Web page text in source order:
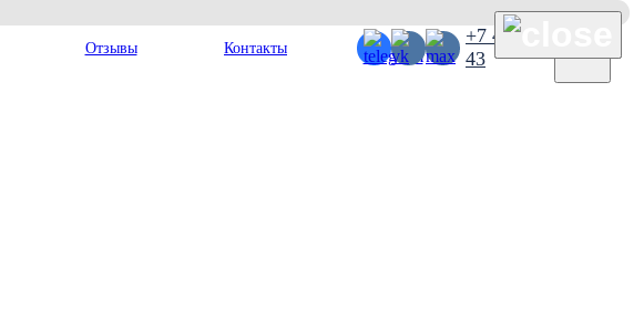
Отзывы Контакты
+7 495 127 38
43
×